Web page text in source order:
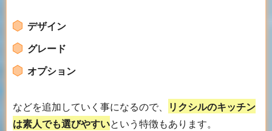
デザイン
グレード
オプション
などを追加していく事になるので、
リクシルのキッチン
は素人でも選びやすいという特徴もあります。